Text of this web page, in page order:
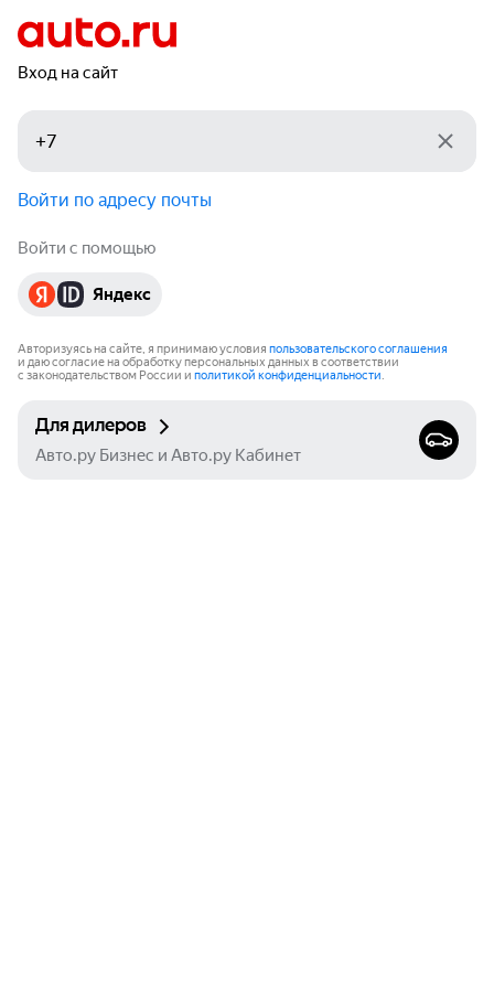
Вход на сайт
Войти по адресу почты
Войти с помощью
Яндекс
Авторизуясь на сайте, я принимаю условия пользовательского соглашения
и даю согласие на обработку персональных данных в соответствии
с законодательством России и политикой конфиденциальности.
Для дилеров
Авто.ру Бизнес и Авто.ру Кабинет